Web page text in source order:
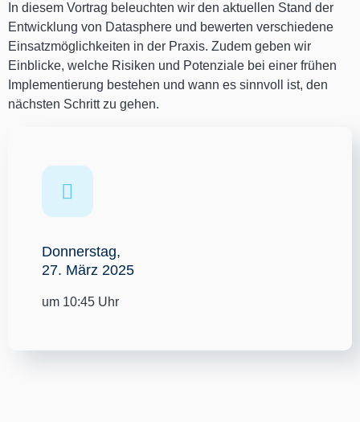
In diesem Vortrag beleuchten wir den aktuellen Stand der
Entwicklung von Datasphere und bewerten verschiedene
Einsatzmöglichkeiten in der Praxis. Zudem geben wir
Einblicke, welche Risiken und Potenziale bei einer frühen
Implementierung bestehen und wann es sinnvoll ist, den
nächsten Schritt zu gehen.
Donnerstag,
27. März 2025
um 10:45 Uhr